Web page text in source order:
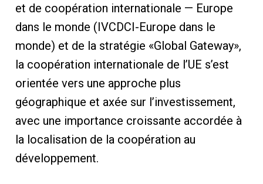
et de coopération internationale — Europe
dans le monde (IVCDCI-Europe dans le
monde) et de la stratégie «Global Gateway»,
la coopération internationale de l’UE s’est
orientée vers une approche plus
géographique et axée sur l’investissement,
avec une importance croissante accordée à
la localisation de la coopération au
développement.